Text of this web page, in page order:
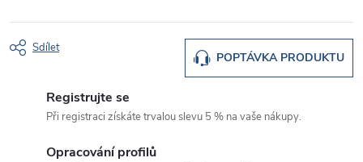
POPTÁVKA PRODUKTU
Sdílet
Registrujte se
Při registraci získáte trvalou slevu 5 % na vaše nákupy.
Opracování profilů